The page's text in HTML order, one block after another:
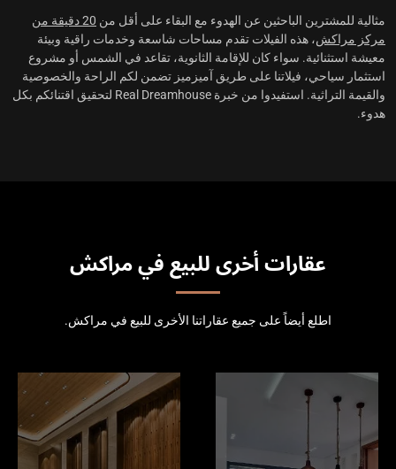
مثالية للمشترين الباحثين عن الهدوء مع البقاء على أقل من
20 دقيقة من
مركز مراكش، هذه الفيلات تقدم مساحات شاسعة وخدمات راقية وبيئة
معيشة استثنائية. سواء كان للإقامة الثانوية، تقاعد في الشمس أو مشروع
استثمار سياحي، فيلاتنا على طريق آميزميز تضمن لكم الراحة والخصوصية
والقيمة التراثية. استفيدوا من خبرة Real Dreamhouse لتحقيق اقتنائكم بكل
هدوء.
عقارات أخرى للبيع في مراكش
اطلع أيضاً على جميع عقاراتنا الأخرى للبيع في مراكش.